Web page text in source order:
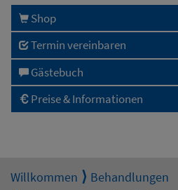
Shop
Termin vereinbaren
Gästebuch
Preise & Informationen
Willkommen
Behandlungen